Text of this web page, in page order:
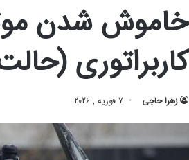
خاموش شدن
کاربراتوری
زهرا حاجی 7 فوریه , 2026